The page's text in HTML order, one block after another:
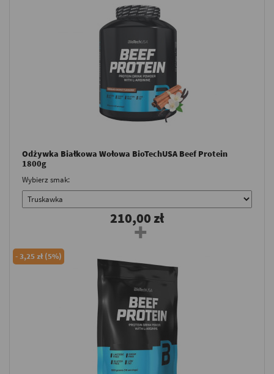
Odżywka Białkowa Wołowa BioTechUSA Beef Protein
1800g
Wybierz smak:
210,00 zł
-3,25 zł (5%)